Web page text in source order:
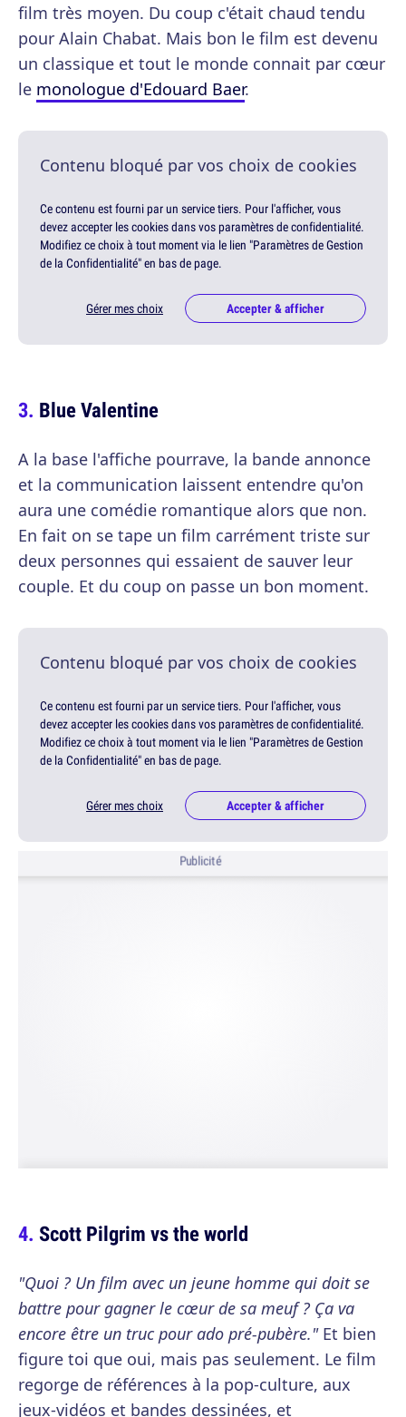
film très moyen. Du coup c'était chaud tendu
pour Alain Chabat. Mais bon le film est devenu
un classique et tout le monde connait par cœur
le monologue d'Edouard Baer.
Contenu bloqué par vos choix de cookies
Ce contenu est fourni par un service tiers. Pour l'afficher, vous
devez accepter les cookies dans vos paramètres de confidentialité.
Modifiez ce choix à tout moment via le lien "Paramètres de Gestion
de la Confidentialité" en bas de page.
Gérer mes choix Accepter & afficher
Blue Valentine
A la base l'affiche pourrave, la bande annonce
et la communication laissent entendre qu'on
aura une comédie romantique alors que non.
En fait on se tape un film carrément triste sur
deux personnes qui essaient de sauver leur
couple. Et du coup on passe un bon moment.
Contenu bloqué par vos choix de cookies
Ce contenu est fourni par un service tiers. Pour l'afficher, vous
devez accepter les cookies dans vos paramètres de confidentialité.
Modifiez ce choix à tout moment via le lien "Paramètres de Gestion
de la Confidentialité" en bas de page.
Gérer mes choix Accepter & afficher
Publicité
Scott Pilgrim vs the world
"Quoi ? Un film avec un jeune homme qui doit se
battre pour gagner le cœur de sa meuf ? Ça va
encore être un truc pour ado pré-pubère." Et bien
figure toi que oui, mais pas seulement. Le film
regorge de références à la pop-culture, aux
jeux-vidéos et bandes dessinées, et